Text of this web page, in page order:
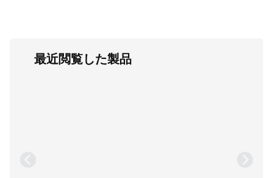
最近閲覧した製品